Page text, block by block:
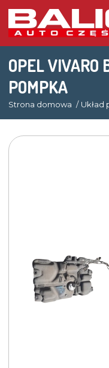
OPEL VIVARO
POMPKA
Strona domowa Układ